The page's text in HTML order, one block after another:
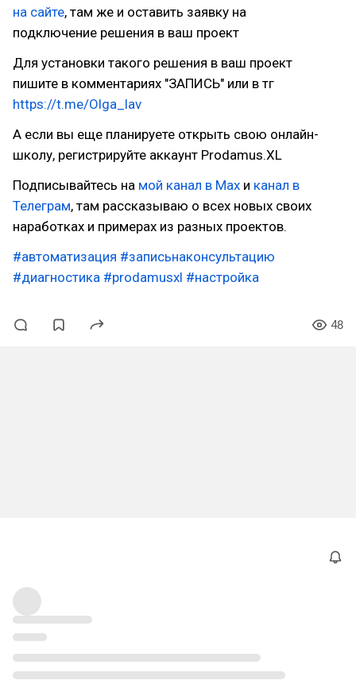
на сайте, там же и оставить заявку на
подключение решения в ваш проект
Для установки такого решения в ваш проект
пишите в комментариях "ЗАПИСЬ" или в тг
https://t.me/Olga_lav
А если вы еще планируете открыть свою онлайн-
школу, регистрируйте аккаунт Prodamus.XL
Подписывайтесь на мой канал в Мах и канал в
Телеграм, там рассказываю о всех новых своих
наработках и примерах из разных проектов.
#автоматизация #записьнаконсультацию
#диагностика #prodamusxl #настройка
48